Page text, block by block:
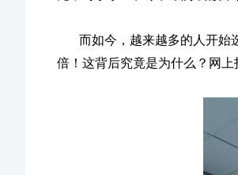
而如今，越来越多的人开
倍！这背后究竟是为什么？网